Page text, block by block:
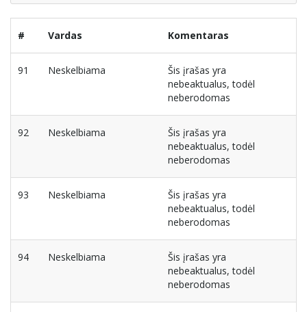
# Vardas Komentaras
91 Neskelbiama
Šis įrašas yra
nebeaktualus, todėl
neberodomas
92 Neskelbiama
Šis įrašas yra
nebeaktualus, todėl
neberodomas
93 Neskelbiama
Šis įrašas yra
nebeaktualus, todėl
neberodomas
94 Neskelbiama
Šis įrašas yra
nebeaktualus, todėl
neberodomas